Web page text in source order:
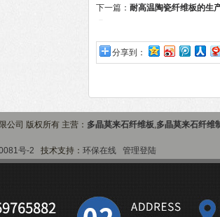
下一篇： 耐高温陶瓷纤维板的生
分享到：
公司 版权所有 主营： 多晶莫来石纤维板,多晶莫来石纤维
号-2 技术支持： 环保在线 管理登陆